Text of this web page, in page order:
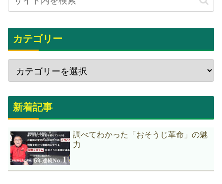
カテゴリー
新着記事
調べてわかった「おそうじ革命」の魅
力